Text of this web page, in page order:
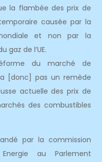
la flambée des prix de
causée par la
et non par la
gaz de l’UE.
du marché de
[donc] pas un remède
actuelle des prix de
des combustibles
par la commission
au Parlement